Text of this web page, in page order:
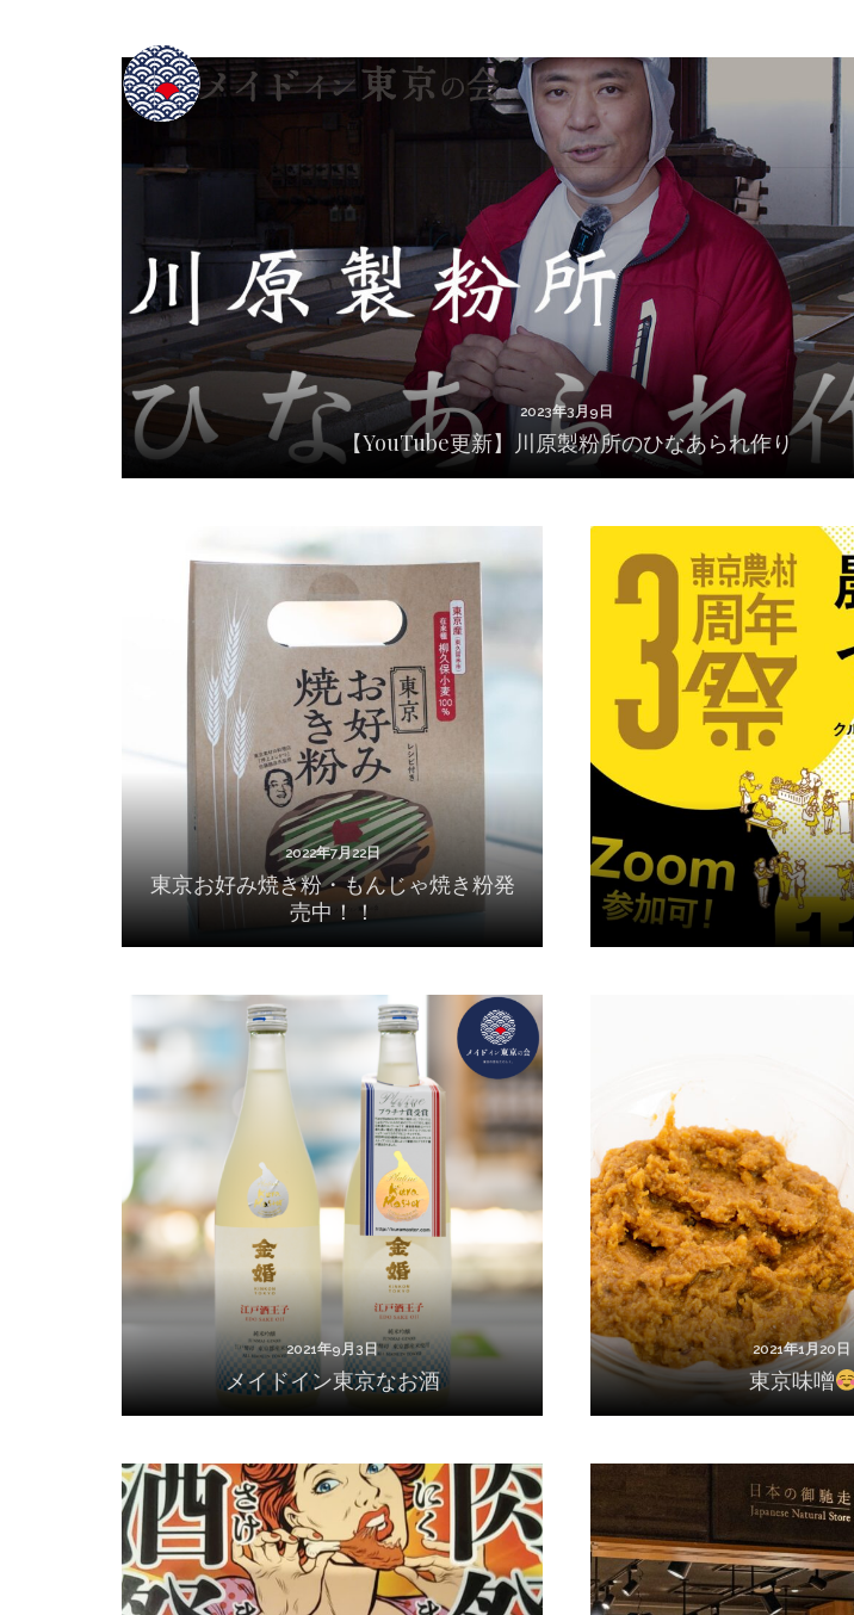
2023年3月9日
【YouTube更新】川原製粉所のひなあられ作り
2023年3月9日
【YouTube更新】川原製粉所のひなあられ作り
2022年7月22日
東京お好み焼き粉・もんじゃ焼き粉発売
中！！
2022年7月22日
東京お好み焼き粉・もんじゃ焼き粉発
売中！！
2021年9月3日
メイドイン東京なお酒
2021年9月3日
メイドイン東京なお酒
2021年1月20日
東京味噌
2021年1月20日
東京味噌
2020年10月22日 2020年9月24日